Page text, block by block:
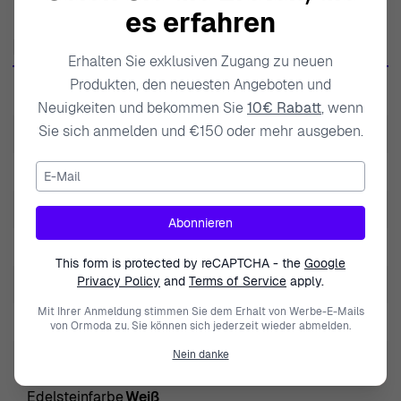
Frauen, die Qualität und Raffinesse schätzen, Anklang
finden. Jedes von Orphelia gefertigte Stück,
einschließlich der atemberaubenden 'Grace' Ohrhänger,
zeigt die akribische Liebe zum Detail, die zum
Markenzeichen der Marke geworden ist. Im Fokus steht
die Schaffung luxuriöser Erlebnisse; Orphelia möchte
Accessoires ermächtigen. Mit dem Anspruch, nur die
besten Materialien zu verwenden, darunter Sterlingsilber
und ethisch bezogene Edelsteine, stellt Orphelia sicher,
dass jedes Stück nicht nur exquisit aussieht, sondern
auch von bleibender Qualität ist. Jedes Paar Ohrringe ist
ein Zeugnis der Kunstfertigkeit talentierter Handwerker
und feiert das Wesen der Weiblichkeit. Mit jedem Stück
lädt Orphelia Sie ein, Ihren persönlichen Stil zu verfeinern
und Schönheit im Alltag zu schätzen. Egal, ob für einen
EAN5415190119725
Gewicht
ModellGrace
GeschlechtDamen
SchließungSchmetterlingsverschluss
EdelsteinfarbeWeiß
es erfahren
Erhalten Sie exklusiven Zugang zu neuen
Produkten, den neuesten Angeboten und
Neuigkeiten und bekommen Sie10€ Rabatt, wenn
Sie sich anmelden und €150 oder mehr ausgeben.
E-Mail
Abonnieren
This form is protected by reCAPTCHA - the Google
Privacy Policy and Terms of Service apply.
Mit Ihrer Anmeldung stimmen Sie dem Erhalt von Werbe-E-Mails
von Ormoda zu. Sie können sich jederzeit wieder abmelden.
Nein danke